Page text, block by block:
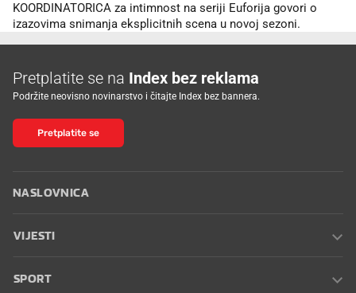
KOORDINATORICA za intimnost na seriji Euforija govori o
izazovima snimanja eksplicitnih scena u novoj sezoni.
Pretplatite se na Index bez reklama
Podržite neovisno novinarstvo i čitajte Index bez bannera.
Pretplatite se
NASLOVNICA
VIJESTI
SPORT